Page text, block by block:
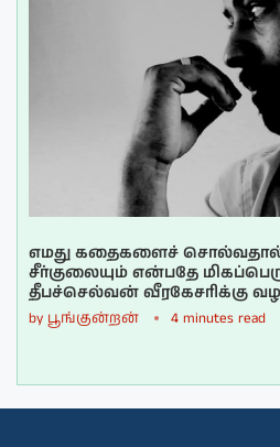
எமது கதைகளைச்
சீர்குலையும் என்பதே
தீபச்செல்வன் வீரகேசரிக்கு
by பூங்குன்றன் 4 minutes read